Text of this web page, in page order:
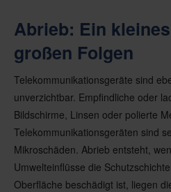
Abrieb: Ein
großen Folgen
Telekommunikationsgeräte sind
unverzichtbar. Empfindliche oder
Bildschirme, Linsen oder polierte
Telekommunikationsgeräten sind
Mikroschäden. Abrieb entsteht,
Umwelteinflüsse die
Oberfläche beschädigt ist, liegen